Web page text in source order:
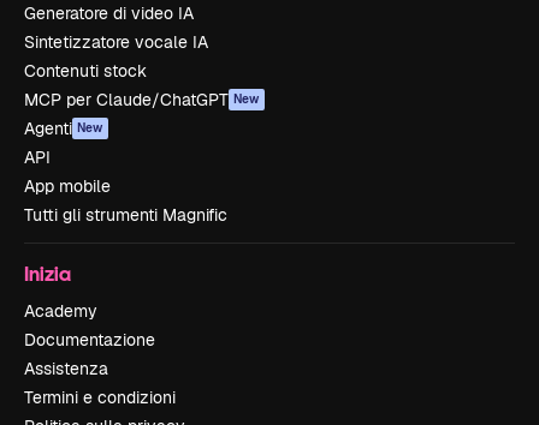
Generatore di video IA
Sintetizzatore vocale IA
Contenuti stock
MCP per Claude/ChatGPT New
Agenti New
API
App mobile
Tutti gli strumenti Magnific
Inizia
Academy
Documentazione
Assistenza
Termini e condizioni